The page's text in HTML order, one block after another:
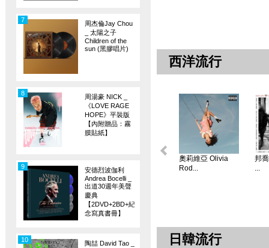
周杰倫Jay Chou
_ 太陽之子
Children of the
sun (黑膠唱片)
7
周湯豪 NICK _
《LOVE RAGE
HOPE》平裝版
【內附贈品：霧
膜貼紙】
8
安德烈波伽利
Andrea Bocelli _
出道30週年美聲
慶典
【2DVD+2BD+紀
念寫真書冊】
9
陶喆 David Tao _
10
西洋流行
奧莉維亞 Olivia
Rod...
邦
...
日韓流行